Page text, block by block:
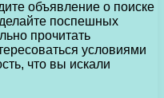
объявление о поиске
поспешных
прочитать
условиями
что вы искали